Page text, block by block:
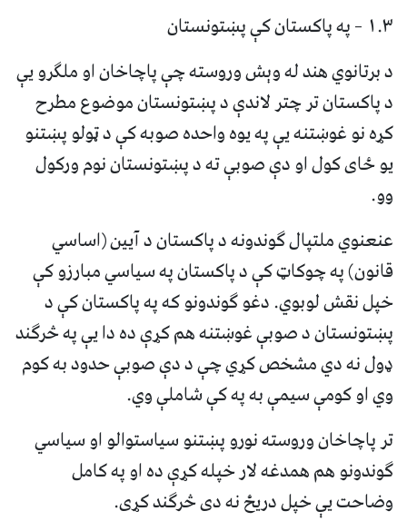
۱.۳ – په پاکستان کې پښتونستان
د برتانوي هند له وېش وروسته چې پاچاخان او ملګرو یې
د پاکستان تر چتر لاندې د پښتونستان موضوع مطرح
کړه نو غوښتنه یې په یوه واحده صوبه کې د ټولو پښتنو
یو ځای کول او دې صوبې ته د پښتونستان نوم ورکول
وو.
عنعنوي ملتپال ګوندونه د پاکستان د آیین (اساسي
قانون) په چوکاټ کې د پاکستان په سیاسي مبارزو کې
خپل نقش لوبوي. دغو ګوندونو که په پاکستان کې د
پښتونستان د صوبې غوښتنه هم کړې ده دا یې په څرګند
ډول نه دي مشخص کړي چې د دې صوبې حدود به کوم
وي او کومې سیمې به په کې شاملې وي.
تر پاچاخان وروسته نورو پښتنو سیاستوالو او سیاسي
ګوندونو هم همدغه لار خپله کړې ده او په کامل
وضاحت یې خپل دریځ نه دی څرګند کړی.